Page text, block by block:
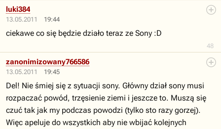
13.05.2011 19:44
48
luki384
ciekawe co się będzie działo teraz ze Sony :D
13.05.2011 19:45
zanonimizowany766586
Del! Nie śmiej się z sytuacji sony. Główny dział sony musi
rozpaczać powód, trzęsienie ziemi i jeszcze to. Muszą się
czuć tak jak my podczas powodzi (tylko sto razy gorzej).
Więc apeluje do wszystkich aby nie wbijać kolejnych